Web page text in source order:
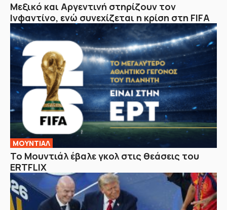
Μεξικό και Αργεντινή στηρίζουν τον
Ινφαντίνο, ενώ συνεχίζεται η κρίση στη FIFA
ΜΟΥΝΤΙΑΛ
Το Μουντιάλ έβαλε γκολ στις θεάσεις του
ERTFLIX